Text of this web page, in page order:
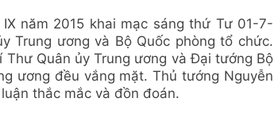
năm 2015 khai mạc sáng thứ Tư 01-7-
Trung ương và Bộ Quốc phòng tổ chức.
Quân ủy Trung ương và Đại tướng Bộ
ương đều vắng mặt. Thủ tướng Nguyễn
thắc mắc và đồn đoán.